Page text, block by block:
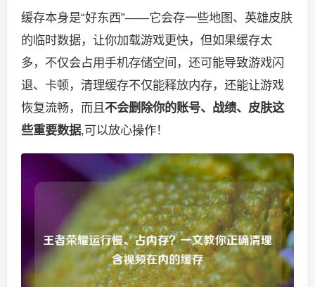
缓存本身是“好东西”——它会存一些地图、英雄皮肤
的临时数据，让你加载游戏更快，但如果缓存太
多，不仅会占用手机存储空间，还可能导致游戏闪
退、卡顿，清理缓存不仅能释放内存，还能让游戏
恢复流畅，而且不会删除你的账号、战绩、皮肤这
些重要数据,可以放心操作！